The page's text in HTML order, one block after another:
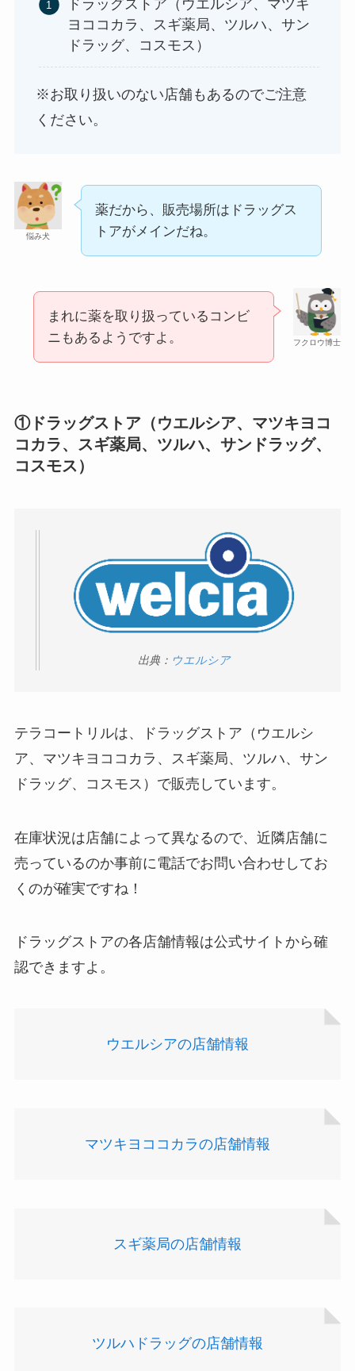
ドラッグストア（ウエルシア、マツキ
ヨココカラ、スギ薬局、ツルハ、サン
ドラッグ、コスモス）
※お取り扱いのない店舗もあるのでご注意
ください。
悩み犬
薬だから、販売場所はドラッグス
トアがメインだね。
フクロウ博士
まれに薬を取り扱っているコンビ
ニもあるようですよ。
①ドラッグストア（ウエルシア、マツキヨコ
コカラ、スギ薬局、ツルハ、サンドラッグ、
コスモス）
出典： ウエルシア
テラコートリルは、ドラッグストア（ウエルシ
ア、マツキヨココカラ、スギ薬局、ツルハ、サン
ドラッグ、コスモス）で販売しています。
在庫状況は店舗によって異なるので、近隣店舗に
売っているのか事前に電話でお問い合わせしてお
くのが確実ですね！
ドラッグストアの各店舗情報は公式サイトから確
認できますよ。
ウエルシアの店舗情報
マツキヨココカラの店舗情報
スギ薬局の店舗情報
ツルハドラッグの店舗情報